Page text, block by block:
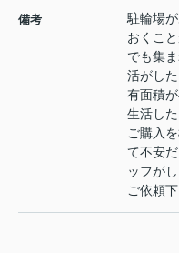
備考
駐輪場
おくこ
でも集
活がし
有面積
生活し
ご購入
て不安
ッフが
ご依頼下